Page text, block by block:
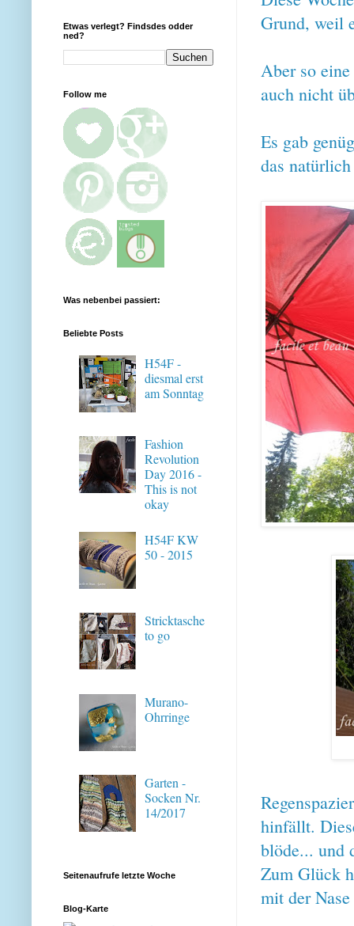
Grund, weil
Aber so
auch nicht
Es gab
das
hinfällt.
blöde... und
Zum Glück
mit der
Etwas verlegt? Findsdes odder
ned?
Follow me
Was nebenbei passiert:
Beliebte Posts
H54F -
diesmal erst
am Sonntag
Fashion
Revolution
Day 2016 -
This is not
okay
H54F KW
50 - 2015
Stricktasche
to go
Murano-
Ohrringe
Garten -
Socken Nr.
14/2017
Seitenaufrufe letzte Woche
Blog-Karte